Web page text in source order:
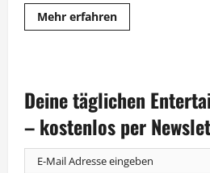
Mehr erfahrenMehr
Informationen
zur
Urlaubszeit
Deine täglichen
– kostenlos per